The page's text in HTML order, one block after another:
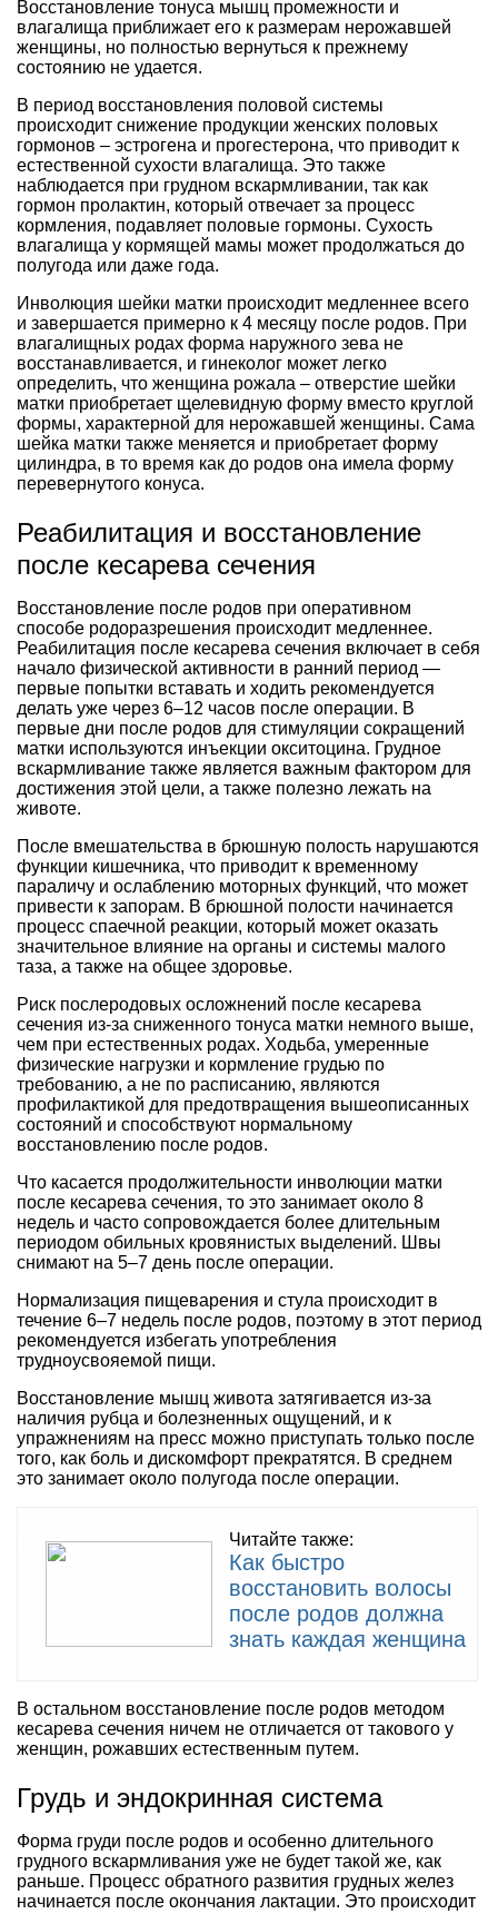
Восстановление тонуса мышц промежности и
влагалища приближает его к размерам нерожавшей
женщины, но полностью вернуться к прежнему
состоянию не удается.
В период восстановления половой системы
происходит снижение продукции женских половых
гормонов – эстрогена и прогестерона, что приводит к
естественной сухости влагалища. Это также
наблюдается при грудном вскармливании, так как
гормон пролактин, который отвечает за процесс
кормления, подавляет половые гормоны. Сухость
влагалища у кормящей мамы может продолжаться до
полугода или даже года.
Инволюция шейки матки происходит медленнее всего
и завершается примерно к 4 месяцу после родов. При
влагалищных родах форма наружного зева не
восстанавливается, и гинеколог может легко
определить, что женщина рожала – отверстие шейки
матки приобретает щелевидную форму вместо круглой
формы, характерной для нерожавшей женщины. Сама
шейка матки также меняется и приобретает форму
цилиндра, в то время как до родов она имела форму
перевернутого конуса.
Реабилитация и восстановление
после кесарева сечения
Восстановление после родов при оперативном
способе родоразрешения происходит медленнее.
Реабилитация после кесарева сечения включает в себя
начало физической активности в ранний период —
первые попытки вставать и ходить рекомендуется
делать уже через 6–12 часов после операции. В
первые дни после родов для стимуляции сокращений
матки используются инъекции окситоцина. Грудное
вскармливание также является важным фактором для
достижения этой цели, а также полезно лежать на
животе.
После вмешательства в брюшную полость нарушаются
функции кишечника, что приводит к временному
параличу и ослаблению моторных функций, что может
привести к запорам. В брюшной полости начинается
процесс спаечной реакции, который может оказать
значительное влияние на органы и системы малого
таза, а также на общее здоровье.
Риск послеродовых осложнений после кесарева
сечения из-за сниженного тонуса матки немного выше,
чем при естественных родах. Ходьба, умеренные
физические нагрузки и кормление грудью по
требованию, а не по расписанию, являются
профилактикой для предотвращения вышеописанных
состояний и способствуют нормальному
восстановлению после родов.
Что касается продолжительности инволюции матки
после кесарева сечения, то это занимает около 8
недель и часто сопровождается более длительным
периодом обильных кровянистых выделений. Швы
снимают на 5–7 день после операции.
Нормализация пищеварения и стула происходит в
течение 6–7 недель после родов, поэтому в этот период
рекомендуется избегать употребления
трудноусвояемой пищи.
Восстановление мышц живота затягивается из-за
наличия рубца и болезненных ощущений, и к
упражнениям на пресс можно приступать только после
того, как боль и дискомфорт прекратятся. В среднем
это занимает около полугода после операции.
Читайте также:
Как быстро
восстановить волосы
после родов должна
знать каждая женщина
В остальном восстановление после родов методом
кесарева сечения ничем не отличается от такового у
женщин, рожавших естественным путем.
Грудь и эндокринная система
Форма груди после родов и особенно длительного
грудного вскармливания уже не будет такой же, как
раньше. Процесс обратного развития грудных желез
начинается после окончания лактации. Это происходит